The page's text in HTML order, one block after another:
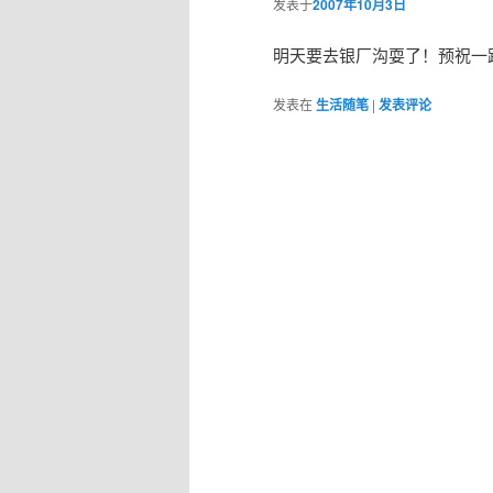
发表于2007年10月3日
明天要去银厂沟耍了！预祝一
发表在生活随笔 | 发表评论